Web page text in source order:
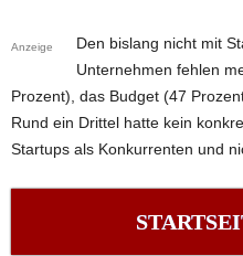
Anzeige
Den bislang nicht mit
Unternehmen fehlen
Prozent), das Budget (47
Rund ein Drittel hatte kein
Startups als Konkurrenten und